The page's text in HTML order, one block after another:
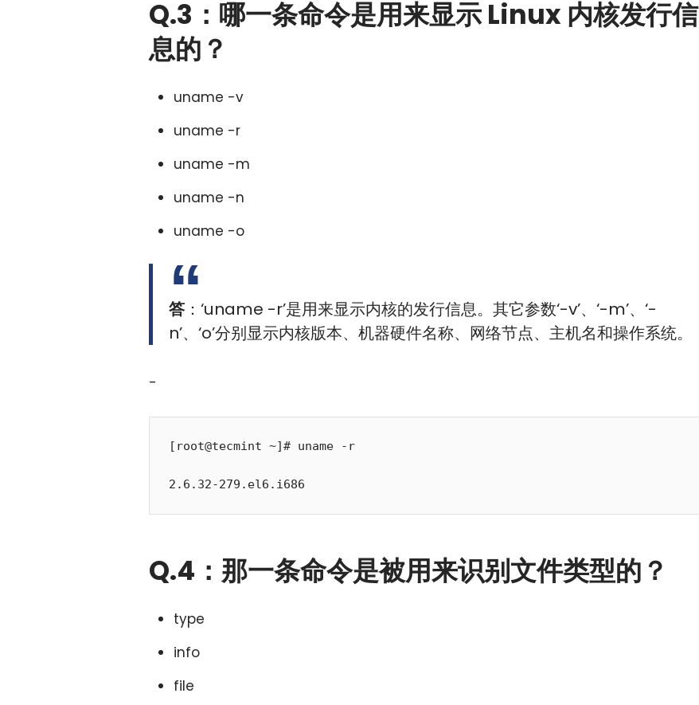
Q.3：哪一条命令是用来显示 Linux 内核发行信
息的？
uname -v
uname -r
uname -m
uname -n
uname -o
答 ：‘uname -r’是用来显示内核的发行信息。其它参数‘-v’、‘-m’、‘-
n’、‘o’分别显示内核版本、机器硬件名称、网络节点、主机名和操作系统。
-
[root@tecmint ~]# uname -r
Q.4：那一条命令是被用来识别文件类型的？
type
info
file